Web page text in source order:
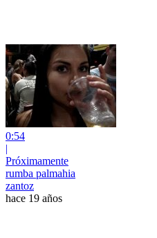
0:54
|
Próximamente
rumba palmahia
zantoz
hace 19 años